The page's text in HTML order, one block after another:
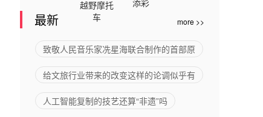
新型的互
联网医疗
未成年：
特斯拉推
出儿童版
摩托车
GPUIP为
显卡增光
电池的纯
电小型车
最新 more >>
致敬人民音乐家冼星海联合制作的首部原
给文旅行业带来的改变这样的论调似乎有
人工智能复制的技艺还算“非遗”吗